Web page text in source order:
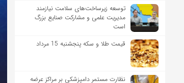
توسعه زیرساخت‌های سلامت نیازمند
مدیریت علمی و مشارکت صنایع بزرگ
است
قیمت طلا و سکه پنجشنبه 15 مرداد
نظارت مستمر دامپزشکی بر مراکز عرضه